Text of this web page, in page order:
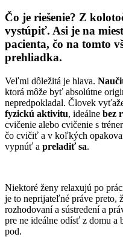
Čo je riešenie? Z
vystúpiť. Asi je na
pacienta, čo na tomto
prehliadka.
Veľmi dôležitá je hlava.
ktorá môže byť absolútne
nepredpokladal. Človek
fyzickú aktivitu, ideálne bez
cvičenie alebo cvičenie s
čo cvičiť a v koľkých
vypnúť a preladiť sa.
Niektoré ženy relaxujú po
je to neprijateľné práve preto,
rozhodovaní a sústredení a
pre ne ideálne odísť z domu a
pod.